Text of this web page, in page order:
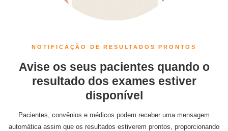
NOTIFICAÇÃO DE RESULTADOS PRONTOS
Avise os seus pacientes quando o
resultado dos exames estiver
disponível
Pacientes, convênios e médicos podem receber uma mensagem
automática assim que os resultados estiverem prontos, proporcionando